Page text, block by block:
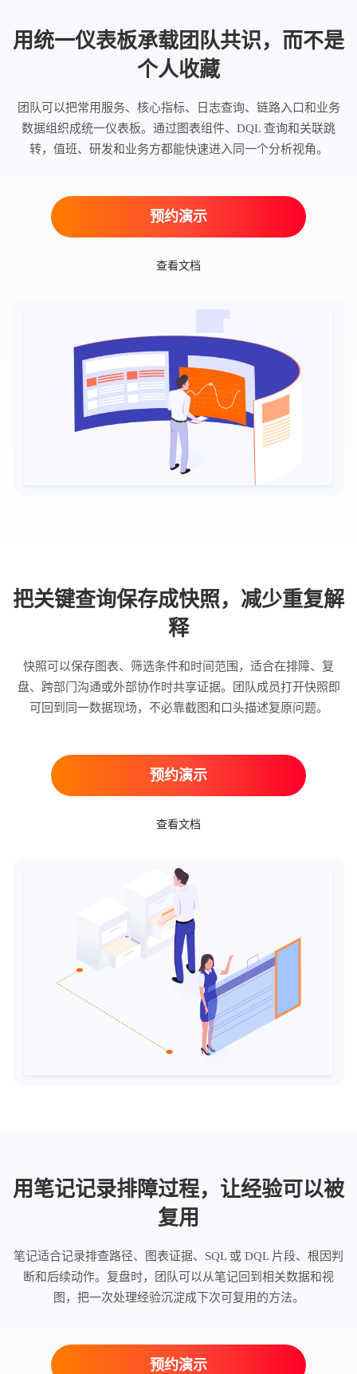
用统一仪表板承载团队共识，而不是
个人收藏
团队可以把常用服务、核心指标、日志查询、链路入口和业务
数据组织成统一仪表板。通过图表组件、DQL 查询和关联跳
转，值班、研发和业务方都能快速进入同一个分析视角。
预约演示
查看文档
把关键查询保存成快照，减少重复解
释
快照可以保存图表、筛选条件和时间范围，适合在排障、复
盘、跨部门沟通或外部协作时共享证据。团队成员打开快照即
可回到同一数据现场，不必靠截图和口头描述复原问题。
预约演示
查看文档
用笔记记录排障过程，让经验可以被
复用
笔记适合记录排查路径、图表证据、SQL 或 DQL 片段、根因判
断和后续动作。复盘时，团队可以从笔记回到相关数据和视
图，把一次处理经验沉淀成下次可复用的方法。
预约演示